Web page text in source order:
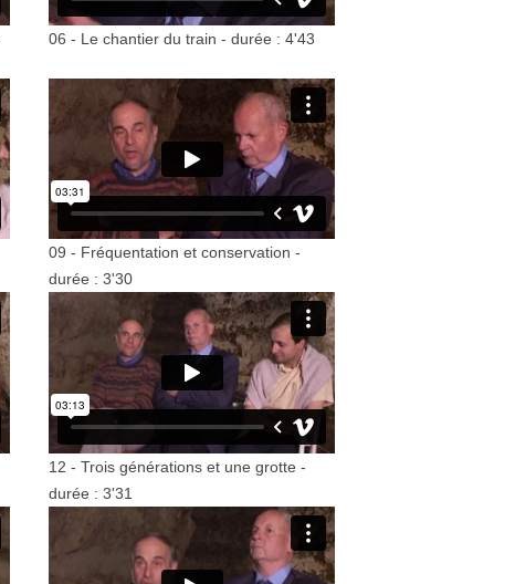
06 - Le chantier du train - durée : 4'43
09 - Fréquentation et conservation -
durée : 3'30
12 - Trois générations et une grotte -
durée : 3'31